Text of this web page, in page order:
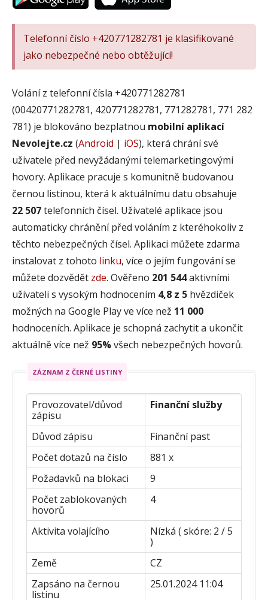
Telefonní číslo +420771282781 je klasifikované
jako nebezpečné nebo obtěžující!
Volání z telefonní čísla +420771282781
(00420771282781, 420771282781, 771282781, 771 282
781) je blokováno bezplatnou mobilní aplikací
Nevolejte.cz (Android | iOS), která chrání své
uživatele před nevyžádanými telemarketingovými
hovory. Aplikace pracuje s komunitně budovanou
černou listinou, která k aktuálnímu datu obsahuje
22 507telefonních čísel. Uživatelé aplikace jsou
automaticky chránění před voláním z kteréhokoliv z
těchto nebezpečných čísel. Aplikaci můžete zdarma
instalovat z tohoto linku, více o jejím fungování se
můžete dozvědět zde. Ověřeno 201 544aktivními
uživateli s vysokým hodnocením 4,8 z 5 hvězdiček
možných na Google Play ve více než 11 000
hodnoceních. Aplikace je schopná zachytit a ukončit
aktuálně více než 95%všech nebezpečných hovorů.
ZÁZNAM Z ČERNÉ LISTINY
Provozovatel/důvod
zápisu
Finanční služby
Důvod zápisu
Finanční past
Počet dotazů na číslo
881 x
Požadavků na blokaci
9
Počet zablokovaných
hovorů
4
Aktivita volajícího
Nízká ( skóre: 2 / 5
)
Země
CZ
Zapsáno na černou
listinu
25.01.2024 11:04